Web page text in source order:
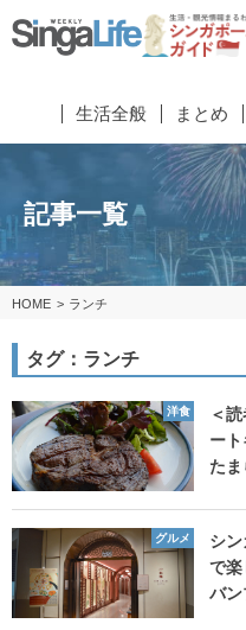
生活全般 まとめ
記事一覧
HOME ランチ
タグ：ランチ
洋食
＜
ー
た
グルメ
シ
で
バ